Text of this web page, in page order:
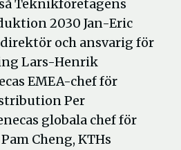
Teknikföretagens
2030 Jan-Eric
och ansvarig för
Lars-Henrik
EMEA-chef för
Per
globala chef för
Cheng, KTHs